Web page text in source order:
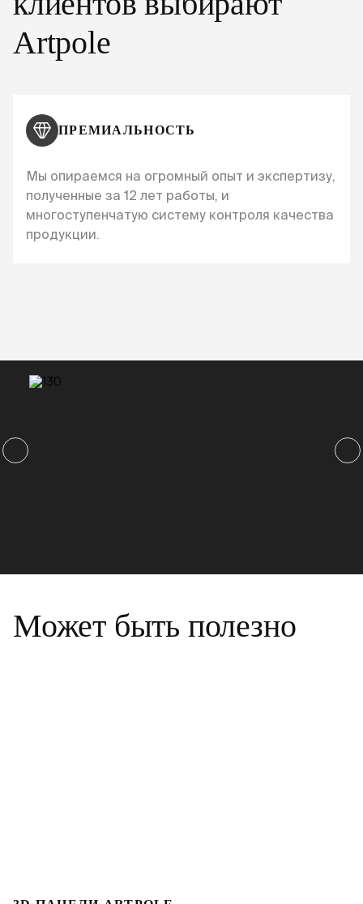
Artpole
ПРЕМИАЛЬНОСТЬ
Мы опираемся на огромный опыт и экспертизу,
полученные за 12 лет работы, и
многоступенчатую систему контроля качества
продукции.
Может быть полезно